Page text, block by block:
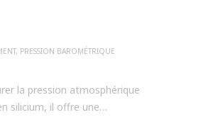
, PRESSION BAROMÉTRIQUE
la pression atmosphérique
silicium, il offre une